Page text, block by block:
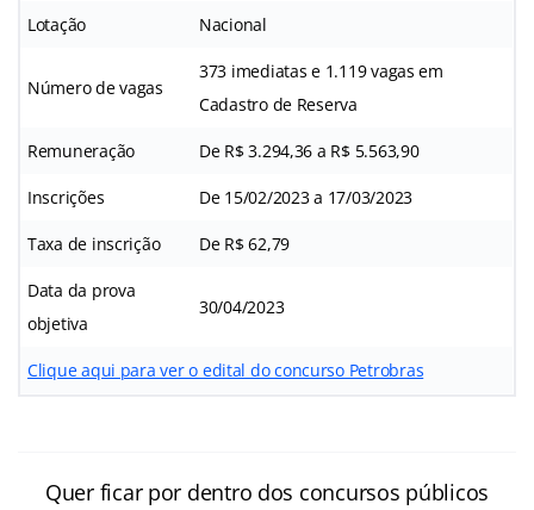
Lotação Nacional
Número de vagas
373 imediatas e 1.119 vagas em
Cadastro de Reserva
Remuneração De R$ 3.294,36 a R$ 5.563,90
Inscrições De 15/02/2023 a 17/03/2023
Taxa de inscrição De R$ 62,79
Data da prova
objetiva
30/04/2023
Clique aqui para ver o edital do concurso Petrobras
Quer ficar por dentro dos concursos públicos